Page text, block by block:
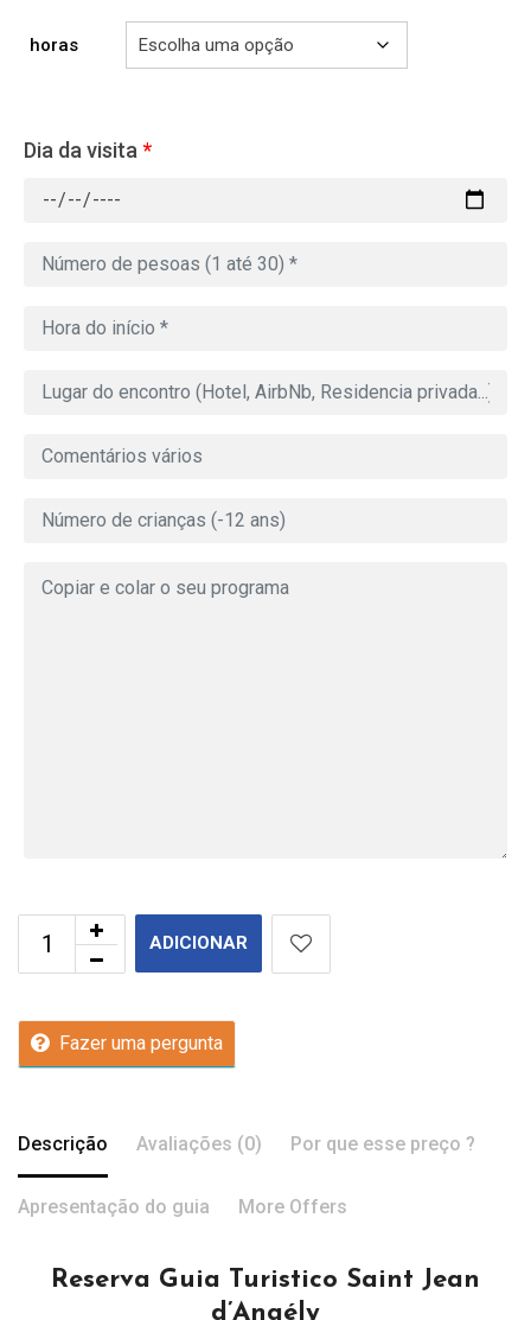
horas
Dia da visita *
ADICIONAR
Fazer uma pergunta
Descrição Avaliações (0) Por que esse preço ?
Apresentação do guia More Offers
Reserva Guia Turistico Saint Jean
d’Angély